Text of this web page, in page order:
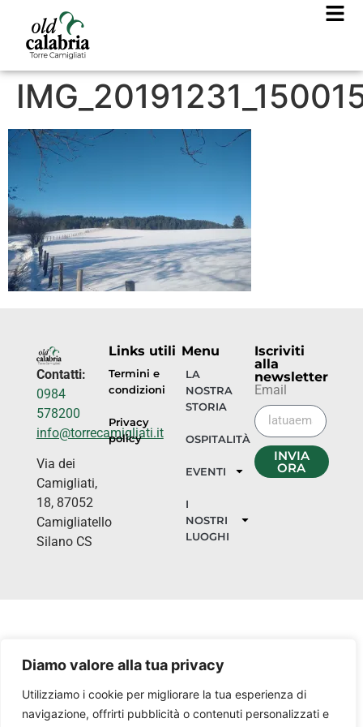
Diamo valore alla tua privacy
Utilizziamo i cookie per migliorare la tua esperienza di
navigazione, offrirti pubblicità o contenuti personalizzati e
Contatti:
0984
578200
info@torrecamigliati.it
Via dei
Camigliati,
18, 87052
Camigliatello
Silano CS
Links utili
Termini e
condizioni
Privacy
policy
Menu
LA
NOSTRA
STORIA
OSPITALITÀ
EVENTI
I
NOSTRI
LUOGHI
Iscriviti
alla
newsletter
Email
INVIA
ORA